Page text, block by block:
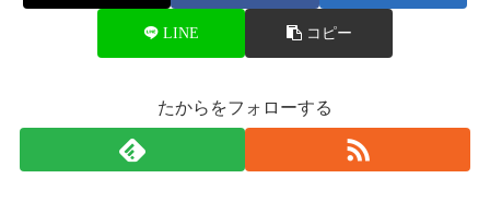
LINE コピー
たからをフォローする